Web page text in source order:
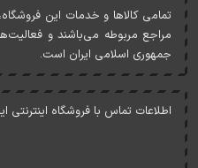
تمامی کالاها و خدمات اين
مراجع مربوطه می‌باشند و
جمهوری اسلامی ايران است.
اطلاعات تماس با فروشگاه اینترنتی